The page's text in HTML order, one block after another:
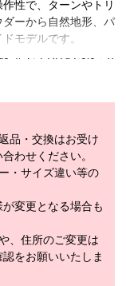
性で、ターンやトリ
ーから自然地形、パ
モデルです。
＆ G-FRP＊Sole：V
PIKK
）、188cm（140-
（26.3m）
品・交換はお受け
わせください。
・サイズ違い等の
変更となる場合も
、住所のご変更は
をお願いいたしま